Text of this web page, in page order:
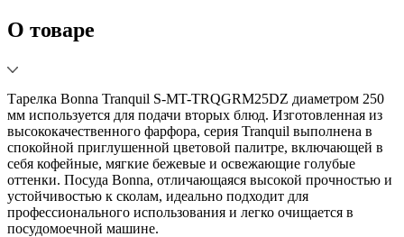
О товаре
Тарелка Bonna Tranquil S-MT-TRQGRM25DZ диаметром 250
мм используется для подачи вторых блюд. Изготовленная из
высококачественного фарфора, серия Tranquil выполнена в
спокойной приглушенной цветовой палитре, включающей в
себя кофейные, мягкие бежевые и освежающие голубые
оттенки. Посуда Bonna, отличающаяся высокой прочностью и
устойчивостью к сколам, идеально подходит для
профессионального использования и легко очищается в
посудомоечной машине.